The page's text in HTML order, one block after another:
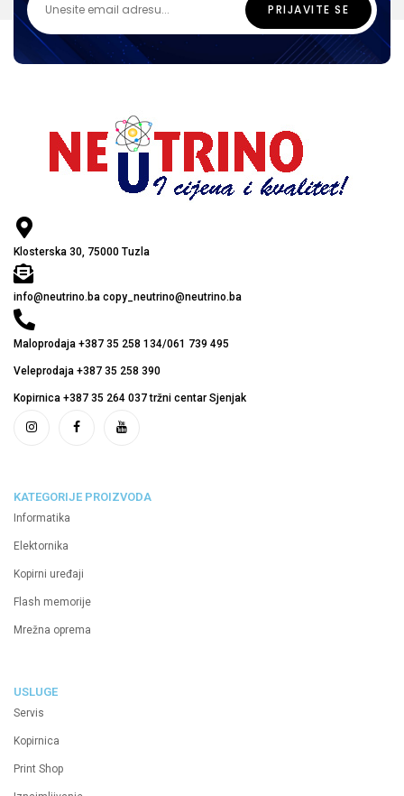
Klosterska 30, 75000 Tuzla
info@neutrino.ba copy_neutrino@neutrino.ba
Maloprodaja +387 35 258 134/061 739 495
Veleprodaja +387 35 258 390
Kopirnica +387 35 264 037 tržni centar Sjenjak
KATEGORIJE PROIZVODA
Informatika
Elektornika
Kopirni uređaji
Flash memorije
Mrežna oprema
USLUGE
Servis
Kopirnica
Print Shop